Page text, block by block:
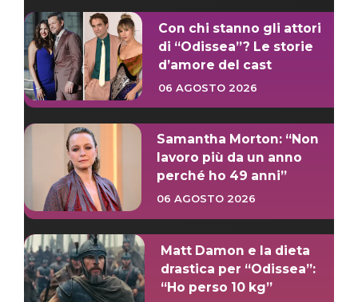
Con chi stanno gli attori
di “Odissea”? Le storie
d’amore del cast
06 AGOSTO 2026
Samantha Morton: “Non
lavoro più da un anno
perché ho 49 anni”
06 AGOSTO 2026
Matt Damon e la dieta
drastica per “Odissea”:
“Ho perso 10 kg”